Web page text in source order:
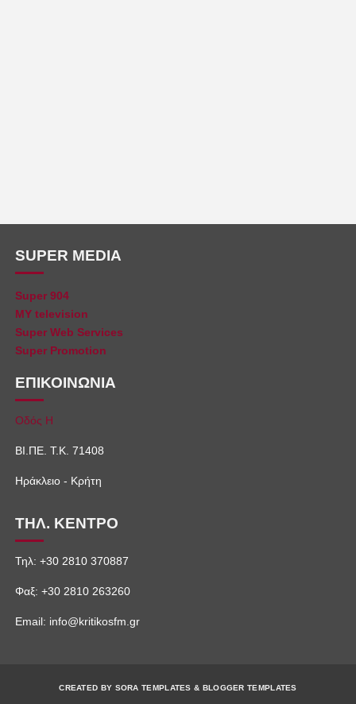
SUPER MEDIA
Super 904
MY television
Super Web Services
Super Promotion
ΕΠΙΚΟΙΝΩΝΙΑ
Οδός Η
ΒΙ.ΠΕ. Τ.Κ. 71408
Ηράκλειο - Κρήτη
ΤΗΛ. ΚΕΝΤΡΟ
Τηλ: +30 2810 370887
Φαξ: +30 2810 263260
Email: info@kritikosfm.gr
CREATED BY SORA TEMPLATES & BLOGGER TEMPLATES